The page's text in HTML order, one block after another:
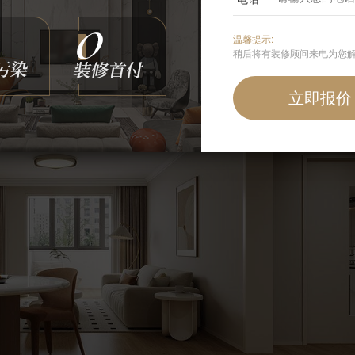
更多餐厅灵感
温馨提示:
稍后将有装修顾问来电为您